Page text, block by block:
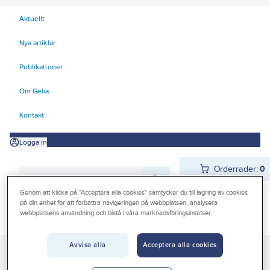
Aktuellt
Nya artiklar
Publikationer
Om Gelia
Kontakt
Logga in
Orderrader:0
Produkter
Kyl- och värmeprodukter Fläkt och AC
Genom att klicka på "Acceptera alla cookies" samtycker du till lagring av cookies
på din enhet för att förbättra navigeringen på webbplatsen, analysera
webbplatsens användning och bistå i våra marknadsföringsinsatser.
Avvisa alla Acceptera alla cookies